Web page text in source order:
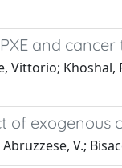
and
Vittorio;
of exogenous
V.;